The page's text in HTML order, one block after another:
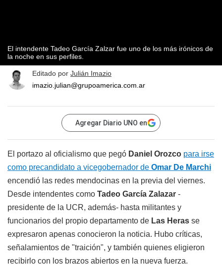
El intendente Tadeo García Zalzar fue uno de los más irónicos de
la noche en sus perfiles.
Editado por Julián Imazio
imazio.julian@grupoamerica.com.ar
Agregar Diario UNO en
El portazo al oficialismo que pegó Daniel Orozco para irse
como precandidato a vicegobernador de Omar De Marchi
encendió las redes mendocinas en la previa del viernes.
Desde intendentes como Tadeo García Zalazar -
presidente de la UCR, además- hasta militantes y
funcionarios del propio departamento de Las Heras se
expresaron apenas conocieron la noticia. Hubo críticas,
señalamientos de "traición", y también quienes eligieron
recibirlo con los brazos abiertos en la nueva fuerza.